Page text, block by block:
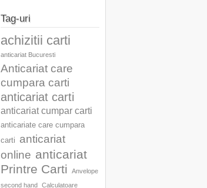
Tag-uri
achizitii carti
anticariat Bucuresti
Anticariat care
cumpara carti
anticariat carti
anticariat cumpar carti
anticariate care cumpara
carti
anticariat
online anticariat
Printre Carti
Anvelope
second hand Calculatoare